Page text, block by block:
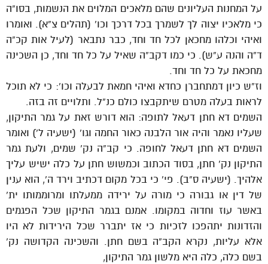
על המחנות העליונים שהם מלאכים המלוים את הנשמות, בסו”ה
כי מלאכיו יצוה לך לשמרך בכל דרכך וכו’ (תהלים צ”א). ואומרו
ואיהי וכלהו מחכאן לכל חד וחד, כבר נתבאר (לעיל אות קכ”ה
ד”ה והנה ע”ש). כי כמו דקב”ה שאיל על כל חד וחד, כן השכינה
מחכאת על כל חד וחד.
וז”ש כיון דמתחברן כחדא ואיהי חמאת לבעלה וכו’: כי לא תוכל
לראות בעלה מטרם שיתקבצו כולם כנ”ל. ותלויים זה בזה.
השמים דא חתן דעאל לתופה: הוא דורש זאת על גמר התיקון,
שעליו נאמר והיה אור הלבנה כאור החמה וגו’ (ישעיה ל’) ואומר
השמים דא חתן דעאל לחופה. כי קב”ה נק’ שמים, ולעת גמר
התיקון נק’ חתן, בסוד הכתוב וכמשוש חתן על כלה ישיש עליך
אלהיך. (ישעיה ס”ב). פי’ כי בכל מקום דכתיב וירד ה’, הוא ענין
של דין או גבורה כי מורה על ירידה ממעלתו ומרוממותו ית’
באשר עוז וחדוה במקומו. אמנם בגמר התיקון שכל הפגמים
והזדונות יתהפכו לזכיות כי אז יתברר שכל הירידות לא היו
אלא עליות, נקרא הקב”ה בשם חתן. והשכינה הקדושה נק’
בשם כלה, כלה היא מלשון גמר התיקון,